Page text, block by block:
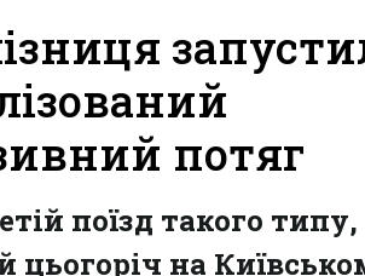
потяг
поїзд такого типу,
цьогоріч на